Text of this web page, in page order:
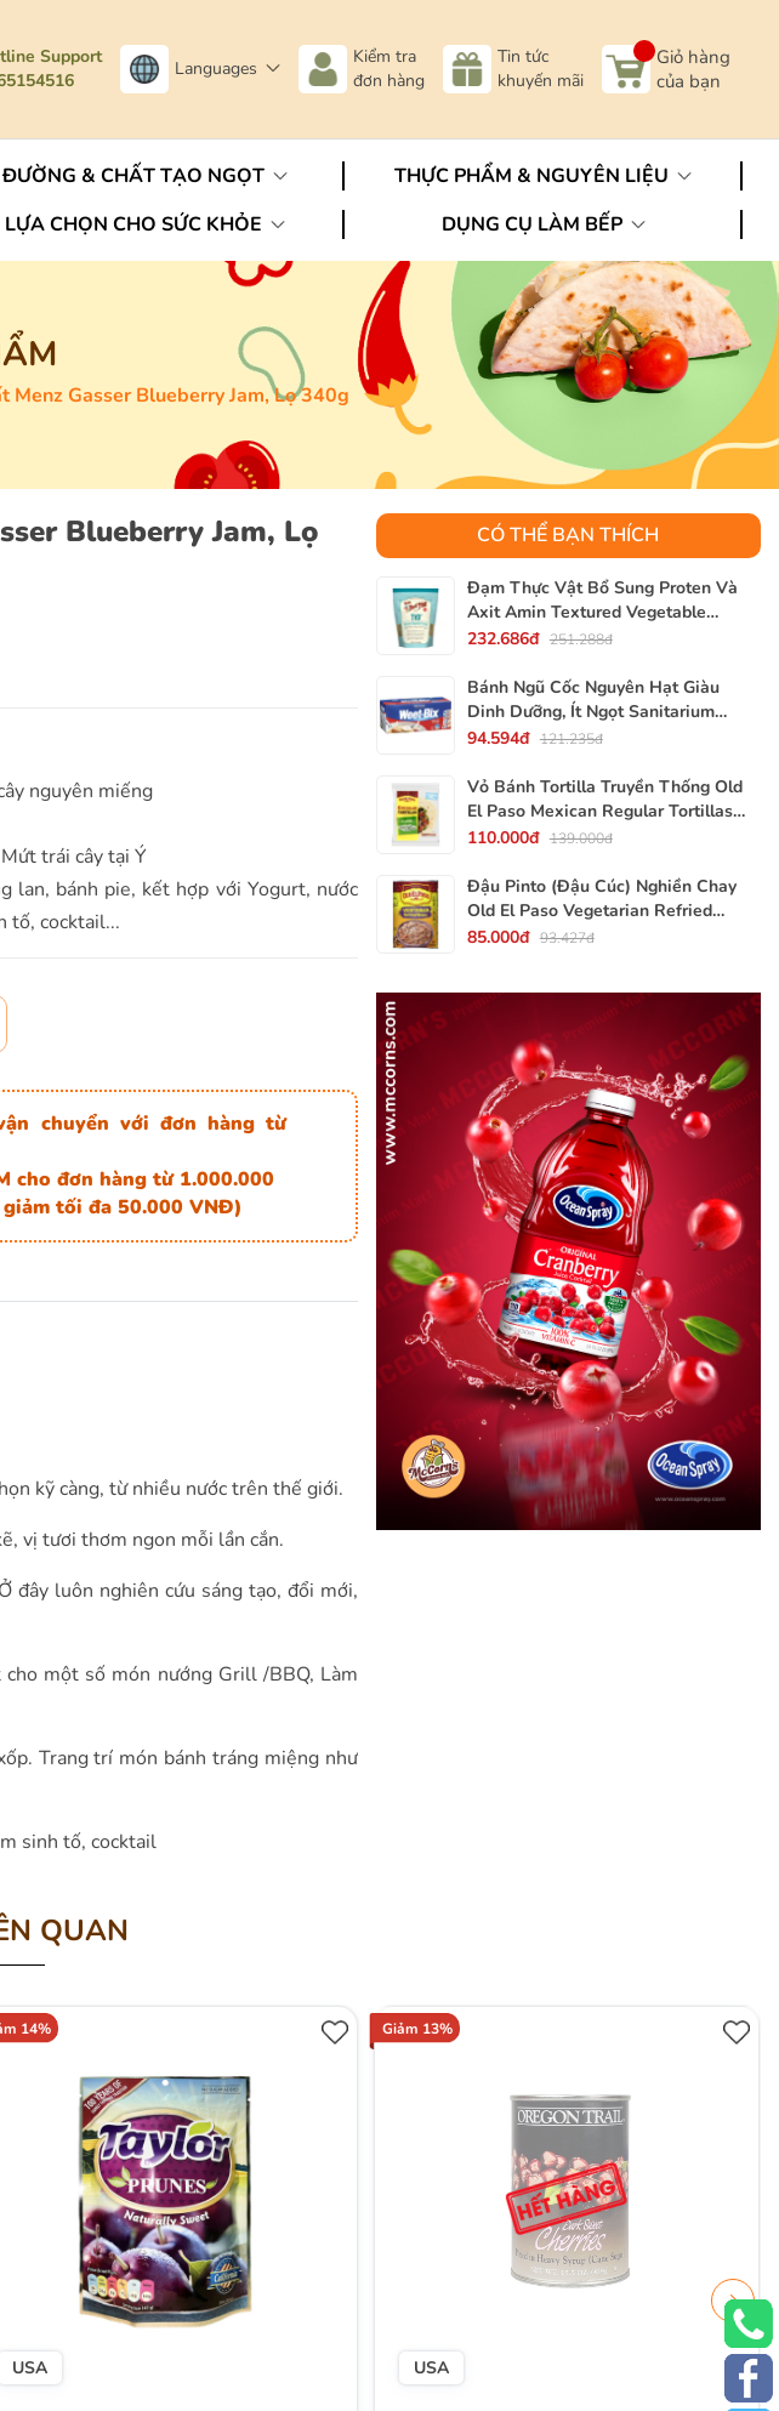
Support
Languages
Kiểm tra
đơn hàng
Tin tức
khuyến mãi
Giỏ hàng
của bạn
ĐƯỜNG & CHẤT TẠO NGỌT
THỰC PHẨM & NGUYÊN LIỆU
LỰA CHỌN CHO SỨC KHỎE DỤNG CỤ LÀM BẾP
Menz Gasser Blueberry Jam, Lọ 340g
Blueberry Jam, Lọ
nguyên miếng
trái cây tại Ý
lan, bánh pie, kết hợp với Yogurt, nước
tố, cocktail...
chuyển với đơn hàng từ
cho đơn hàng từ 1.000.000
tối đa 50.000 VNĐ)
kỹ càng, từ nhiều nước trên thế giới.
vị tươi thơm ngon mỗi lần cắn.
đây luôn nghiên cứu sáng tạo, đổi mới,
một số món nướng Grill /BBQ, Làm
Trang trí món bánh tráng miệng như
sinh tố, cocktail
CÓ THỂ BẠN THÍCH
Đạm Thực Vật Bổ Sung Proten Và
Axit Amin Textured Vegetable
Protein TVP Bob's Red Mill, Gói
232.686đ 251.288đ
Bánh Ngũ Cốc Nguyên Hạt Giàu
Dinh Dưỡng, Ít Ngọt Sanitarium
Weet-Bix, Hộp 375g
94.594đ 121.235đ
Vỏ Bánh Tortilla Truyền Thống Old
El Paso Mexican Regular Tortillas
Flour, Gói 240g (Gói 6 Vỏ)
110.000đ 139.000đ
Đậu Pinto (Đậu Cúc) Nghiền Chay
Old El Paso Vegetarian Refried
Beans, Lon 453g (16 Oz.) 1 Lb.
85.000đ 93.427đ
QUAN
14%
USA
Giảm 13%
USA